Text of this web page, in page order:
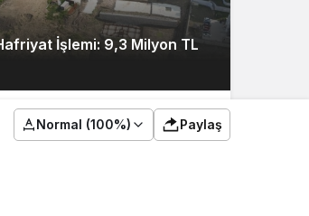
Normal (100%) Paylaş
İşlemi: 9,3 Milyon TL